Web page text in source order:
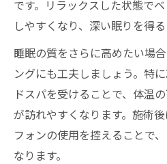
です。リラックスした状態で
しやすくなり、深い眠りを得る
睡眠の質をさらに高めたい場
ングにも工夫しましょう。特
ドスパを受けることで、体温
が訪れやすくなります。施術
フォンの使用を控えることで
なります。